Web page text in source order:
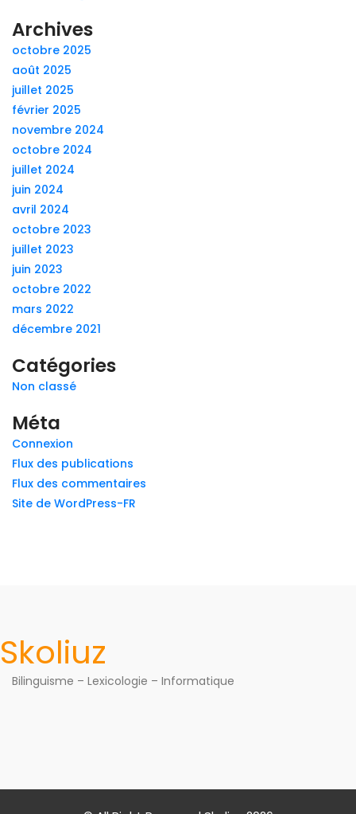
Archives
octobre 2025
août 2025
juillet 2025
février 2025
novembre 2024
octobre 2024
juillet 2024
juin 2024
avril 2024
octobre 2023
juillet 2023
juin 2023
octobre 2022
mars 2022
décembre 2021
Catégories
Non classé
Méta
Connexion
Flux des publications
Flux des commentaires
Site de WordPress-FR
Skoliuz
Bilinguisme – Lexicologie – Informatique